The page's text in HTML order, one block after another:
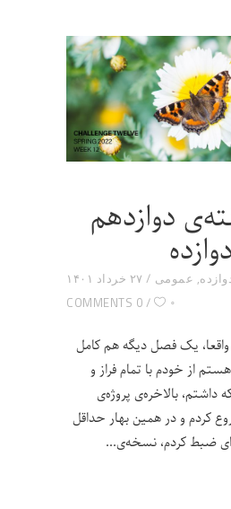
دوازدهم
۲۷ خرداد ۱۴۰۱ , عمومی
0 COMMENTS
۰
یک فصل دیگه هم کامل
از خودم با تمام فراز و
بالاخره‌ی پروژه‌ی
کردم و در همین بهار حداقل